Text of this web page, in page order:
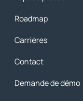
Roadmap
Carrières
Contact
Demande de démo